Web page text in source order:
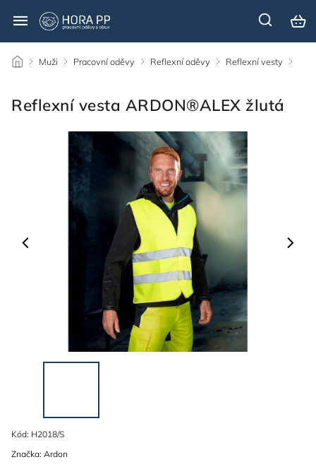
/ Muži / Pracovní oděvy / Reflexní oděvy / Reflexní vesty /
Reflexní vesta ARDON®ALEX žlutá
Kód: H2018/S
Značka: Ardon